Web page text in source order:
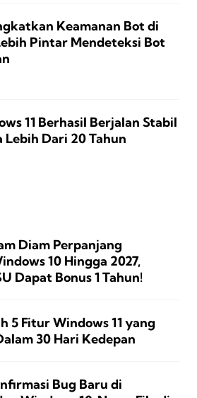
Keamanan Bot di
Pintar Mendeteksi Bot
11 Berhasil Berjalan Stabil
Lebih Dari 20 Tahun
Diam Perpanjang
10 Hingga 2027,
Dapat Bonus 1 Tahun!
5 Fitur Windows 11 yang
30 Hari Kedepan
Bug Baru di